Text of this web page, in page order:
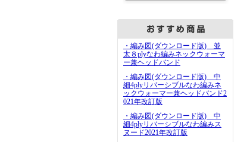
・編み図(ダウンロード版) 並
太８plyなわ編みネックウォーマ
ー兼ヘッドバンド
・編み図(ダウンロード版) 中
細4plyリバーシブルなわ編みネ
ックウォーマー兼ヘッドバンド2
021年改訂版
・編み図(ダウンロード版) 中
細4plyリバーシブルなわ編みス
ヌード2021年改訂版